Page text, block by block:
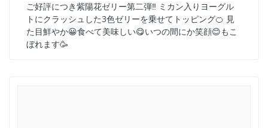
ご好評につき紫陽花ゼリー第二弾‼︎ ミカン入りヨーグル
トにクラッシュした3色ゼリーを乗せてトッピング🍊 見
た目鮮やか😀食べて美味しい😋いつの間にか笑顔😊もこ
ぼれます🥳